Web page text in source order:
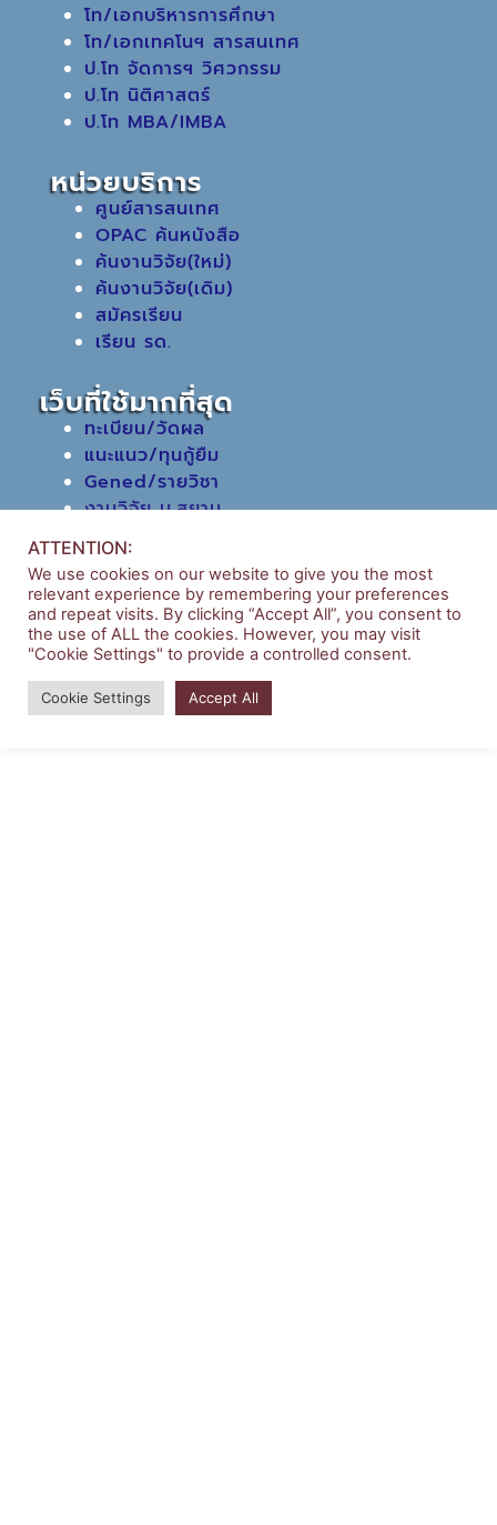
โท/เอกบริหารการศึกษา
โท/เอกเทคโนฯ สารสนเทศ
ป.โท จัดการฯ วิศวกรรม
ป.โท นิติศาสตร์
ป.โท MBA/IMBA
หน่วยบริการ
ศูนย์สารสนเทศ
OPAC ค้นหนังสือ
ค้นงานวิจัย(ใหม่)
ค้นงานวิจัย(เดิม)
สมัครเรียน
เรียน รด.
เว็บที่ใช้มากที่สุด
ทะเบียน/วัดผล
แนะแนว/ทุนกู้ยืม
Gened/รายวิชา
งานวิจัย ม.สยาม
หอสมุดกลาง
Copyright © 2026 | บริหารธุรกิจ มหาวิทยาลัยสยาม
Powered bySiam University
ATTENTION:
We use cookies on our website to give you the most
relevant experience by remembering your preferences
and repeat visits. By clicking “Accept All”, you consent to
the use of ALL the cookies. However, you may visit
"Cookie Settings" to provide a controlled consent.
Cookie Settings Accept All